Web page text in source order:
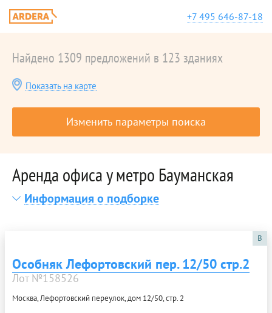
+7 495 646-87-18
Найдено 1309 предложений в 123 зданиях
Показать на карте
Изменить параметры поиска
Аренда офиса у метро Бауманская
Информация о подборке
B
Особняк Лефортовский пер. 12/50 стр.2
Лот №158526
Москва, Лефортовский переулок, дом 12/50, стр. 2